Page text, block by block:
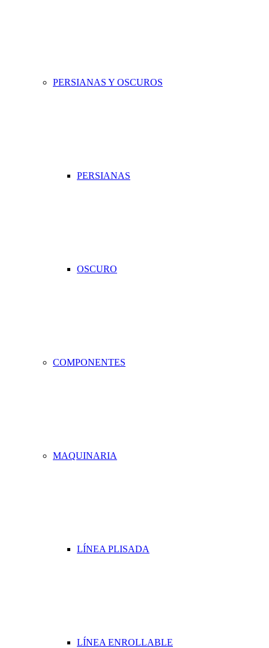
PERSIANAS Y OSCUROS
PERSIANAS
OSCURO
COMPONENTES
MAQUINARIA
LÍNEA PLISADA
LÍNEA ENROLLABLE